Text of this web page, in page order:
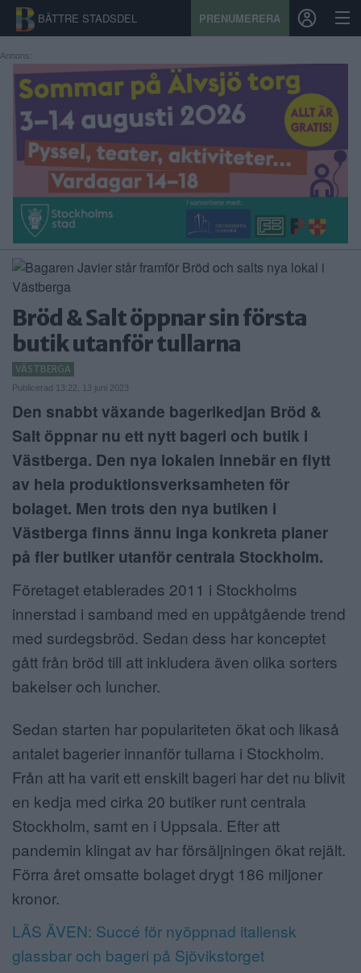
BÄTTRE STADSDEL PRENUMERERA
START
STADSDEL
PRENUMERATION
SPORT
ÅSIKTER
KALENDER
KONTAKT
SAMARBETEN
ANNONSERA
NÄRINGSLIV
MER
Annons:
Bröd & Salt öppnar sin första
butik utanför tullarna
VÄSTBERGA
Publicerad 13:22, 13 juni 2023
Den snabbt växande bagerikedjan Bröd &
Salt öppnar nu ett nytt bageri och butik i
Västberga. Den nya lokalen innebär en flytt
av hela produktionsverksamheten för
bolaget. Men trots den nya butiken i
Västberga finns ännu inga konkreta planer
på fler butiker utanför centrala Stockholm.
Företaget etablerades 2011 i Stockholms
innerstad i samband med en uppåtgående trend
med surdegsbröd. Sedan dess har konceptet
gått från bröd till att inkludera även olika sorters
bakelser och luncher.
Sedan starten har populariteten ökat och likaså
antalet bagerier innanför tullarna i Stockholm.
Från att ha varit ett enskilt bageri har det nu blivit
en kedja med cirka 20 butiker runt centrala
Stockholm, samt en i Uppsala. Efter att
pandemin klingat av har försäljningen ökat rejält.
Förra året omsatte bolaget drygt 186 miljoner
kronor.
LÄS ÄVEN: Succé för nyöppnad italiensk
glassbar och bageri på Sjövikstorget